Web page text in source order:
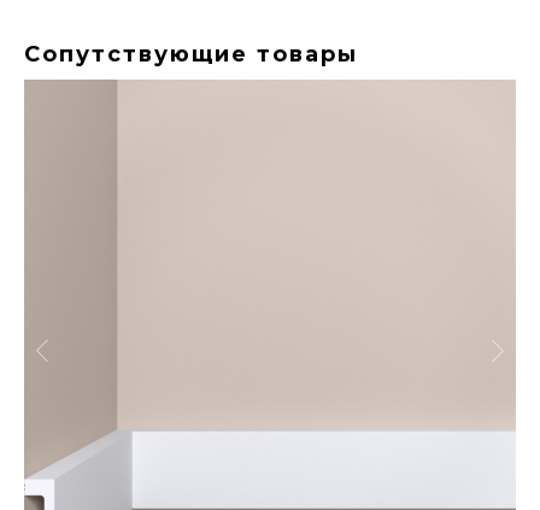
Сопутствующие товары